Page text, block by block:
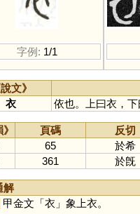
字例: 1/1
說文》
衣
依也。上曰衣，下
頁碼 反切
65
於希
361 於旣
解
甲金文「衣 」象上衣。